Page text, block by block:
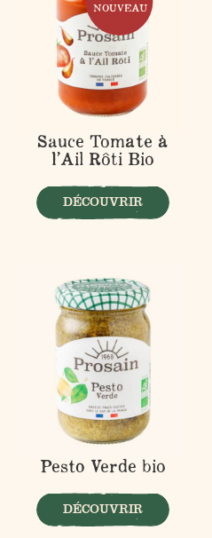
NOUVEAU
Sauce Tomate à
l’Ail Rôti Bio
DÉCOUVRIR
Pesto Verde bio
DÉCOUVRIR